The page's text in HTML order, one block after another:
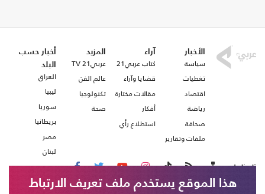
الأخبار
سياسة
تغطيات
اقتصاد
رياضة
صحافة
ملفات وتقارير
آراء
كتاب عربي21
قضايا وآراء
مقالات مختارة
أفكار
استطلاع رأي
المزيد
عربي21 TV
عالم الفن
تكنولوجيا
صحة
أخبار حسب
البلد
العراق
ليبيا
سوريا
بريطانيا
مصر
لبنان
تابعنا على
هذا الموقع يستخدم ملف تعريف الارتباط